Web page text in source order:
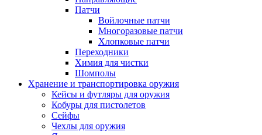
Патчи
Войлочные патчи
Многоразовые патчи
Хлопковые патчи
Переходники
Химия для чистки
Шомполы
Хранение и транспортировка оружия
Кейсы и футляры для оружия
Кобуры для пистолетов
Сейфы
Чехлы для оружия